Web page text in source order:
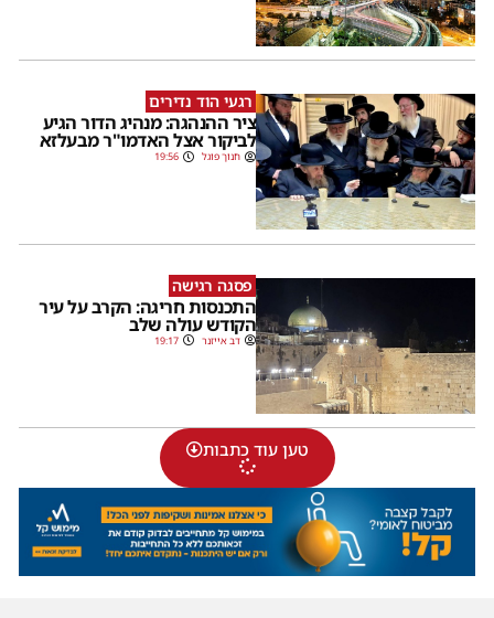
רגעי הוד נדירים
ציר ההנהגה: מנהיג הדור הגיע
לביקור אצל האדמו"ר מבעלזא
חנוך פוגל 19:56
פסגה רגישה
התכנסות חריגה: הקרב על עיר
הקודש עולה שלב
דב אייזנר 19:17
טען עוד כתבות